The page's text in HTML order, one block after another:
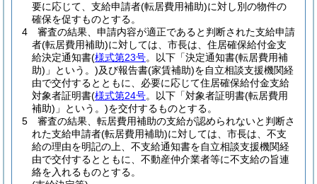
要に応じて、支給申請者(転居費用補助)に対し別の物件の
確保を促すものとする。
4
審査の結果、申請内容が適正であると判断された支給申請
者(転居費用補助)に対しては、市長は、住居確保給付金支
給決定通知書(様式第23号。以下「決定通知書(転居費用補
助) 」という。)及び報告書(家賃補助)を自立相談支援機関経
由で交付するとともに、必要に応じて住居確保給付金支給
対象者証明書(様式第24号。以下「対象者証明書(転居費用
補助) 」という。)を交付するものとする。
5
審査の結果、転居費用補助の支給が認められないと判断さ
れた支給申請者(転居費用補助)に対しては、市長は、不支
給の理由を明記の上、不支給通知書を自立相談支援機関経
由で交付するとともに、不動産仲介業者等に不支給の旨連
絡を入れるものとする。